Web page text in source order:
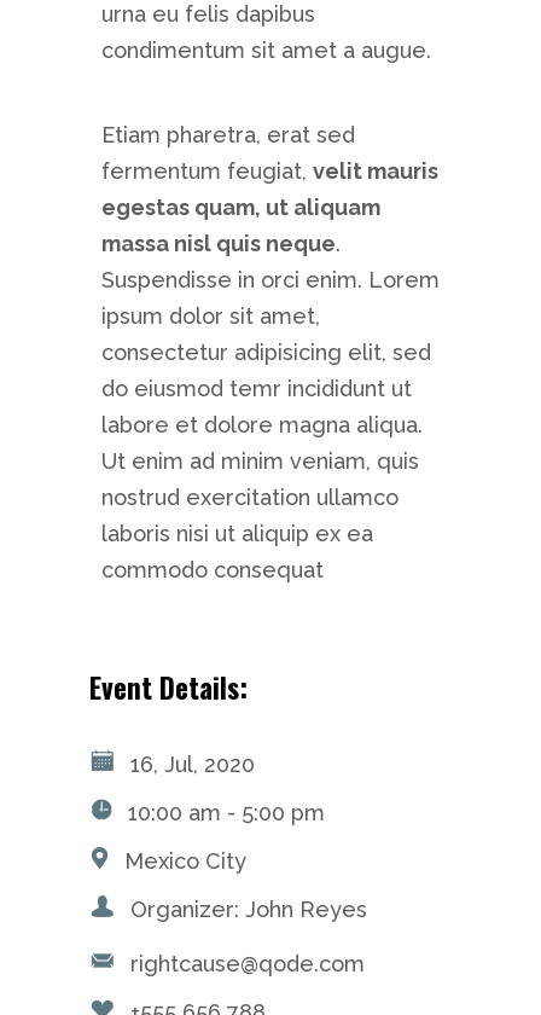
urna eu felis dapibus
condimentum sit amet a augue.
Etiam pharetra, erat sed
fermentum feugiat, velit mauris
egestas quam, ut aliquam
massa nisl quis neque.
Suspendisse in orci enim. Lorem
ipsum dolor sit amet,
consectetur adipisicing elit, sed
do eiusmod temr incididunt ut
labore et dolore magna aliqua.
Ut enim ad minim veniam, quis
nostrud exercitation ullamco
laboris nisi ut aliquip ex ea
commodo consequat
Event Details:
16, Jul, 2020
10:00 am - 5:00 pm
Mexico City
Organizer: John Reyes
rightcause@qode.com